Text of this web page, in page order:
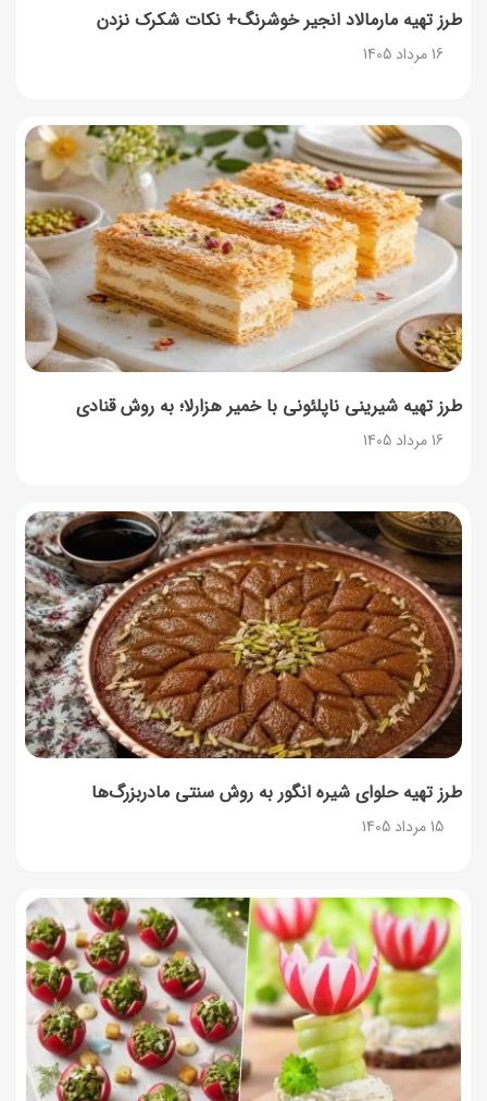
طرز تهیه مارمالاد انجیر خوشرنگ+ نکات شکرک نزدن
16 مرداد 1405
طرز تهیه شیرینی ناپلئونی با خمیر هزارلا؛ به روش قنادی
16 مرداد 1405
طرز تهیه حلوای شیره انگور به روش سنتی مادربزرگ‌ها
15 مرداد 1405
۳۵ لیست غذاهای جدید و متفاوت؛ برای ناهار و مهمانی
14 مرداد 1405
طرز تهیه پش ملبا (پیچ ملبا)؛ دسر کلاسیک هلو و بستنی
13 مرداد 1405